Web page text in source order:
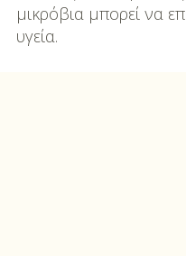
μικρόβια μπορεί να
υγεία.